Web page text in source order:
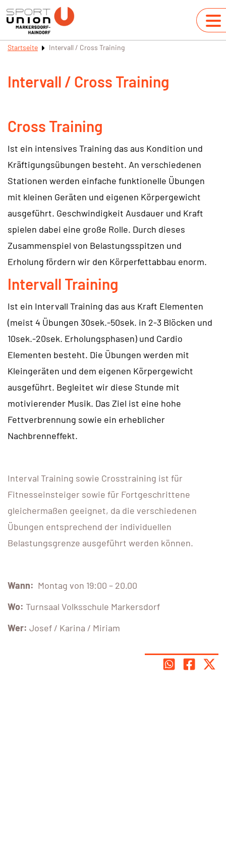
Startseite Intervall / Cross Training
Intervall / Cross Training
Cross Training
Ist ein intensives Training das aus Kondition und
Kräftigungsübungen besteht. An verschiedenen
Stationen werden einfache funktionelle Übungen
mit kleinen Geräten und eigenen Körpergewicht
ausgeführt. Geschwindigkeit Ausdauer und Kraft
spielen dabei eine große Rolle. Durch dieses
Zusammenspiel von Belastungsspitzen und
Erholung fördern wir den Körperfettabbau enorm.
Intervall Training
Ist ein Intervall Training das aus Kraft Elementen
(meist 4 Übungen 30sek.-50sek. in 2-3 Blöcken und
10sek.-20sek. Erholungsphasen) und Cardio
Elementen besteht. Die Übungen werden mit
Kleingeräten und dem eigenen Körpergewicht
ausgeführt. Begleitet wir diese Stunde mit
motivierender Musik. Das Ziel ist eine hohe
Fettverbrennung sowie ein erheblicher
Nachbrenneffekt.
Interval Training sowie Crosstraining ist für
Fitnesseinsteiger sowie für Fortgeschrittene
gleichermaßen geeignet, da die verschiedenen
Übungen entsprechend der individuellen
Belastungsgrenze ausgeführt werden können.
Wann: Montag von 19:00 – 20.00
Wo: Turnsaal Volksschule Markersdorf
Wer: Josef / Karina / Miriam